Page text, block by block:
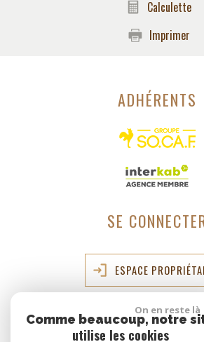
Calculette
Imprimer
ADHÉRENTS
SE
ESPACE
réalisé par
On en reste là
Comme beaucoup, notre
utilise les cookies